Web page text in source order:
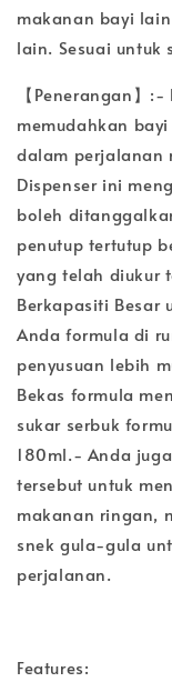
makanan bayi
lain. Sesuai untuk
【Penerangan】
memudahkan
dalam perjalanan
Dispenser ini
boleh
penutup tertutup
yang telah diukur
Berkapasiti Besar
Anda formula di
penyusuan lebih
Bekas formula
sukar serbuk
180ml.- Anda
tersebut untuk
makanan ringan,
snek gula-gula
perjalanan.
Features: